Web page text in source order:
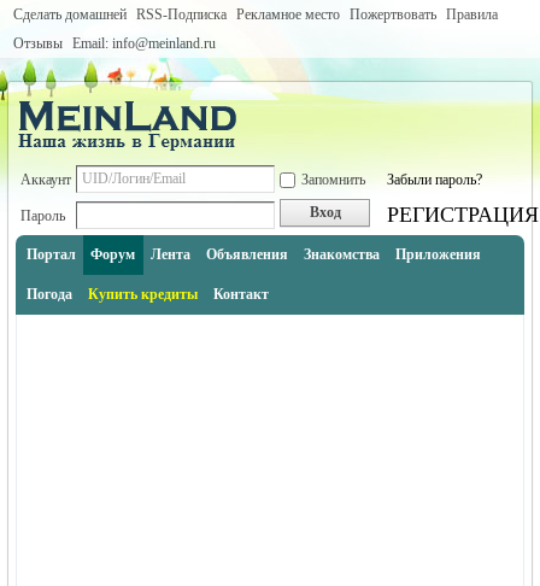
Сделать домашней RSS-Подписка Рекламное место Пожертвовать Правила
Отзывы Email: info@meinland.ru
Аккаунт Запомнить Забыли пароль?
Пароль Вход РЕГИСТРАЦИЯ
Портал Форум Лента Объявления Знакомства Приложения
Погода Купить кредиты Контакт